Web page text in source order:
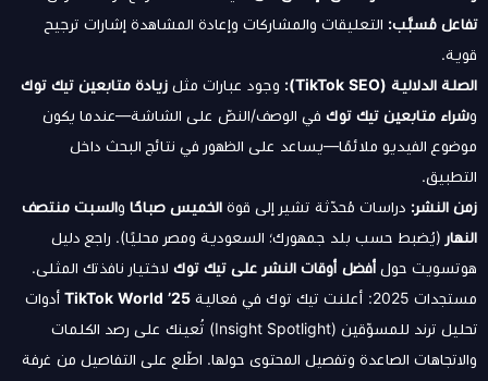
تفاعل مُسبَّب: التعليقات والمشاركات وإعادة المشاهدة إشارات ترجيح
قوية.
الصلة الدلالية (TikTok SEO):
وجود عبارات مثل زيادة متابعين تيك توك
وشراء متابعين تيك توك في الوصف/النصّ على الشاشة—عندما يكون
موضوع الفيديو ملائمًا—يساعد على الظهور في نتائج البحث داخل
التطبيق.
زمن النشر: دراسات مُحدّثة تشير إلى قوة الخميس صباحًا والسبت منتصف
النهار (يُضبط حسب بلد جمهورك؛ السعودية ومصر محليًا). راجع دليل
هوتسويت حول أفضل أوقات النشر على تيك توك لاختيار نافذتك المثلى.
مستجدات 2025: أعلنت تيك توك في فعالية
TikTok World ’25 أدوات
تحليل ترند للمسوّقين (Insight Spotlight) تُعينك على رصد الكلمات
والاتجاهات الصاعدة وتفصيل المحتوى حولها. اطّلع على التفاصيل من غرفة